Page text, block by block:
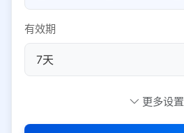
有效期
更多设置